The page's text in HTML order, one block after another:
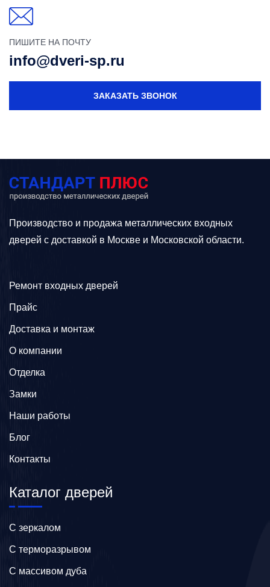
ПИШИТЕ НА ПОЧТУ
info@dveri-sp.ru
ЗАКАЗАТЬ ЗВОНОК
Производство и продажа металлических входных
дверей с доставкой в Москве и Московской области.
Ремонт входных дверей
Прайс
Доставка и монтаж
О компании
Отделка
Замки
Наши работы
Блог
Контакты
Каталог дверей
C зеркалом
C терморазрывом
C массивом дуба